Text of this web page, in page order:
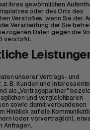
ihres gewöhnlichen
oder des Orts des
Verstoßes, wenn Sie der
Verarbeitung der Sie
Daten gegen die
verstößt.
unserer Vertrags- und
z. B. Kunden und
als „Vertragspartner"
und vergleichbaren
sowie damit verbundenen
Hinblick auf die
(oder vorvertraglich),
Anfragen.